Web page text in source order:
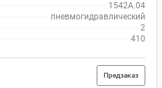
1542A.04
пневмогидравлический
2
410
Предзаказ